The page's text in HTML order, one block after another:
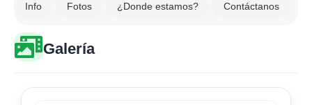
Info Fotos ¿Donde estamos? Contáctanos
Galería